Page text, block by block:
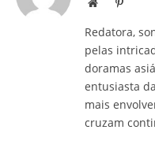
Site Pinterest
Redatora,
pelas
doramas
entusiasta
mais
cruzam